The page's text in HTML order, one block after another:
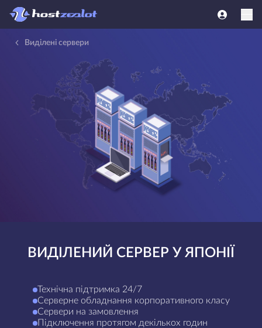
Виділені сервери
ВИДІЛЕНИЙ СЕРВЕР У ЯПОНІЇ
Технічна підтримка 24/7
Серверне обладнання корпоративного класу
Сервери на замовлення
Підключення протягом декількох годин